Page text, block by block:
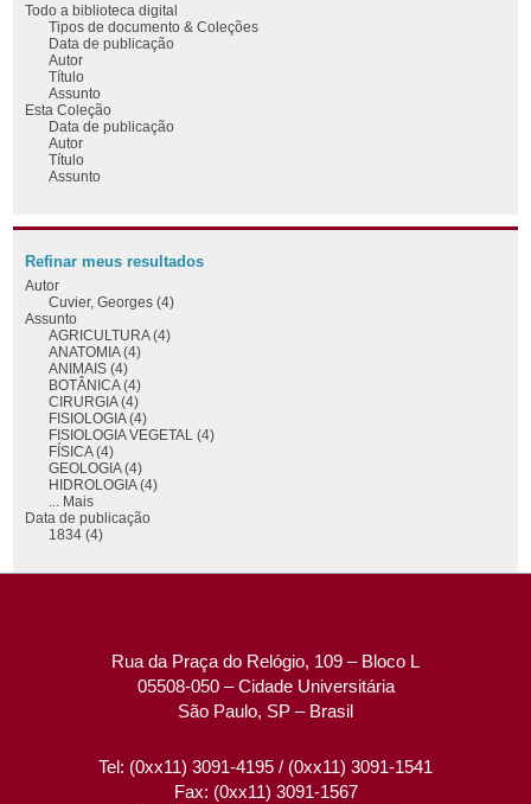
Todo a biblioteca digital
Tipos de documento & Coleções
Data de publicação
Autor
Título
Assunto
Esta Coleção
Data de publicação
Autor
Título
Assunto
Refinar meus resultados
Autor
Cuvier, Georges (4)
Assunto
AGRICULTURA (4)
ANATOMIA (4)
ANIMAIS (4)
BOTÂNICA (4)
CIRURGIA (4)
FISIOLOGIA (4)
FISIOLOGIA VEGETAL (4)
FÍSICA (4)
GEOLOGIA (4)
HIDROLOGIA (4)
... Mais
Data de publicação
1834 (4)
Rua da Praça do Relógio, 109 – Bloco L
05508-050 – Cidade Universitária
São Paulo, SP – Brasil
Tel: (0xx11) 3091-4195 / (0xx11) 3091-1541
Fax: (0xx11) 3091-1567